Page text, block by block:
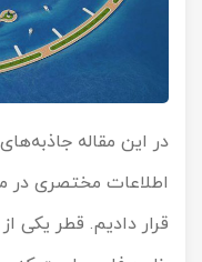
در این مقاله
اطلاعات مختصری در
قرار دادیم. قطر یکی